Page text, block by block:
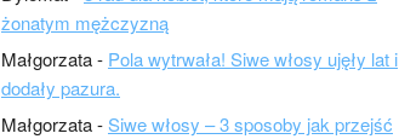
żonatym mężczyzną
Małgorzata- Pola wytrwała! Siwe włosy ujęły lat i
dodały pazura.
Małgorzata-Siwe włosy – 3 sposoby jak przejść